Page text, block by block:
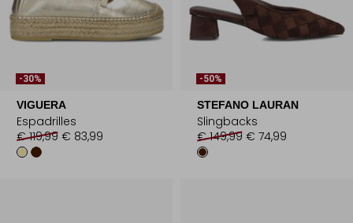
-30%
VIGUERA
Espadrilles
€ 119,99 € 83,99
-50%
STEFANO LAURAN
Slingbacks
€ 149,99 € 74,99